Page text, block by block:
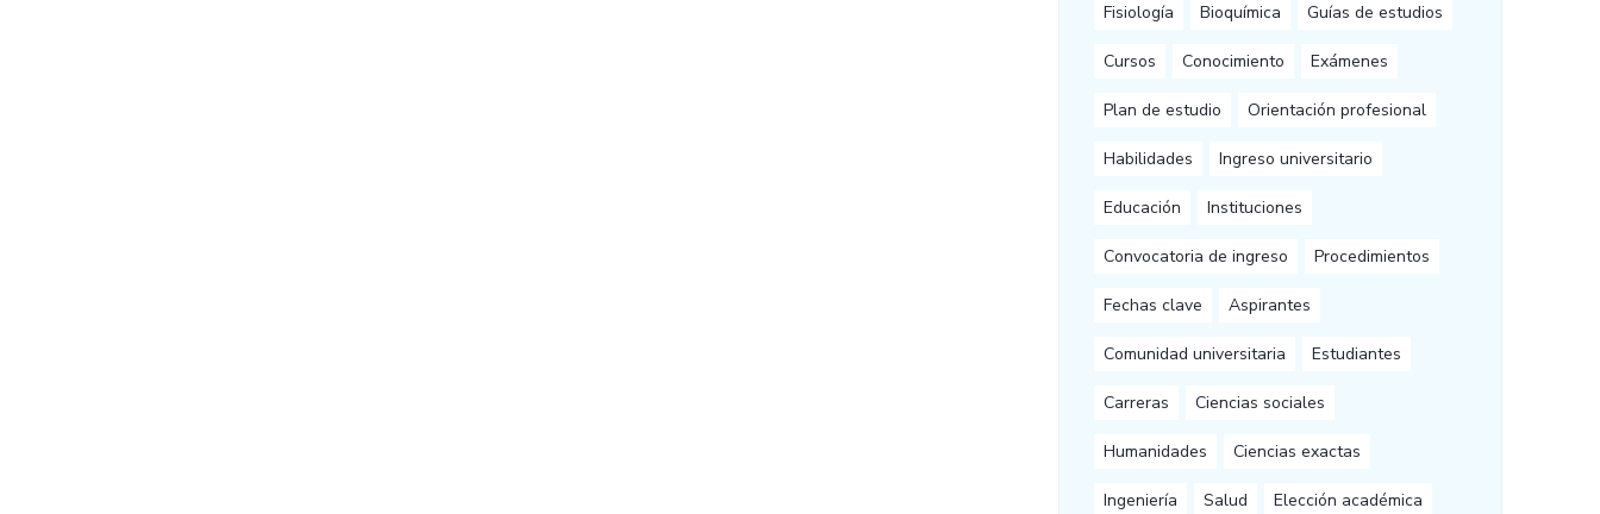
Fisiología Bioquímica Guías de estudios
Cursos Conocimiento Exámenes
Plan de estudio Orientación profesional
Habilidades Ingreso universitario
Educación Instituciones
Convocatoria de ingreso Procedimientos
Fechas clave Aspirantes
Comunidad universitaria Estudiantes
Carreras Ciencias sociales
Humanidades Ciencias exactas
Ingeniería Salud Elección académica